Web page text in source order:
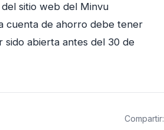
sitio web del Minvu
cuenta de ahorro debe tener
sido abierta antes del 30 de
Compartir: